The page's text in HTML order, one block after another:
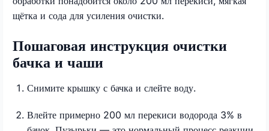
щётка и сода для усиления очистки.
Пошаговая инструкция очистки
бачка и чаши
Снимите крышку с бачка и слейте воду.
Влейте примерно 200 мл перекиси водорода 3% в